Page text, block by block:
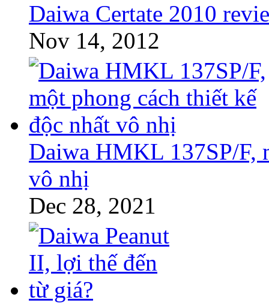
Daiwa Certate 2010
Nov 14, 2012
Daiwa HMKL 137SP/F,
vô nhị
Dec 28, 2021